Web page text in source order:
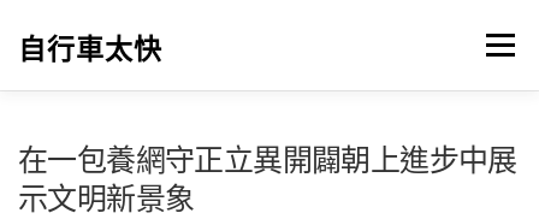
自行車太快 選單
在一包養網守正立異開闢朝上進步中展
示文明新景象